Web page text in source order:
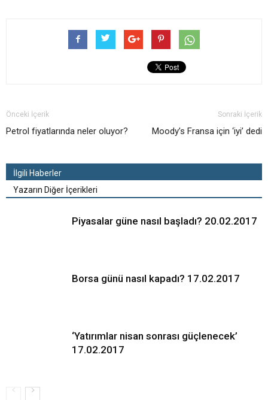
Önceki İçerik
Petrol fiyatlarında neler oluyor?
Sonraki İçerik
Moody’s Fransa için ‘iyi’ dedi
İlgili Haberler
Yazarın Diğer İçerikleri
Piyasalar güne nasıl başladı? 20.02.2017
Borsa günü nasıl kapadı? 17.02.2017
‘Yatırımlar nisan sonrası güçlenecek’
17.02.2017